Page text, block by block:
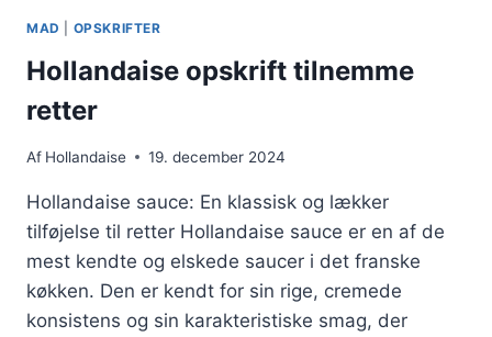
MAD OPSKRIFTER
Hollandaise opskrift tilnemme
retter
Af Hollandaise 19. december 2024
Hollandaise sauce: En klassisk og lækker
tilføjelse til retter Hollandaise sauce er en af de
mest kendte og elskede saucer i det franske
køkken. Den er kendt for sin rige, cremede
konsistens og sin karakteristiske smag, der